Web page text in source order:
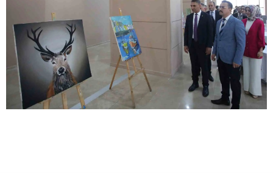
Popüler
Aramalar:
Ağrı
Doğubayazıt